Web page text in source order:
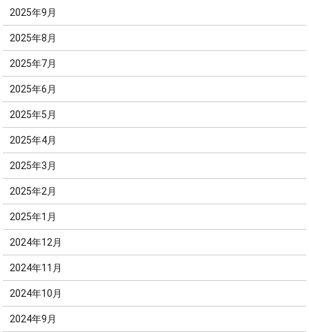
2025年9月
2025年8月
2025年7月
2025年6月
2025年5月
2025年4月
2025年3月
2025年2月
2025年1月
2024年12月
2024年11月
2024年10月
2024年9月